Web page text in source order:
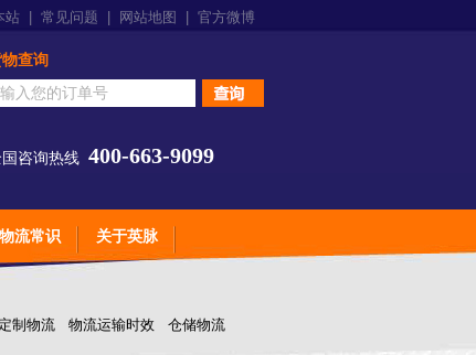
站 常见问题 网站地图 官方微博
查询
咨询热线 400-663-9099
物流常识 关于英脉
制物流 物流运输时效 仓储物流